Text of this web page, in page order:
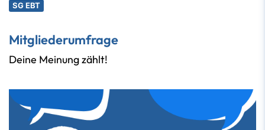
SG EBT
Mitgliederumfrage
Deine Meinung zählt!